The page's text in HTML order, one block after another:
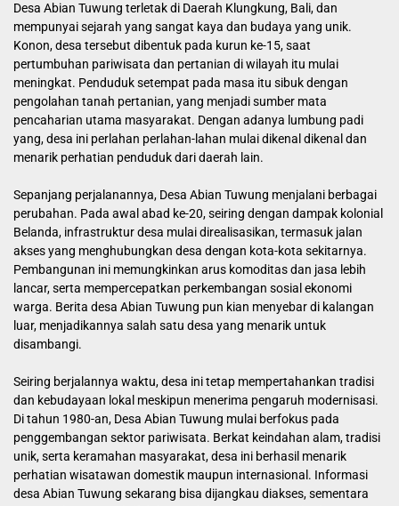
Desa Abian Tuwung terletak di Daerah Klungkung, Bali, dan
mempunyai sejarah yang sangat kaya dan budaya yang unik.
Konon, desa tersebut dibentuk pada kurun ke-15, saat
pertumbuhan pariwisata dan pertanian di wilayah itu mulai
meningkat. Penduduk setempat pada masa itu sibuk dengan
pengolahan tanah pertanian, yang menjadi sumber mata
pencaharian utama masyarakat. Dengan adanya lumbung padi
yang, desa ini perlahan perlahan-lahan mulai dikenal dikenal dan
menarik perhatian penduduk dari daerah lain.
Sepanjang perjalanannya, Desa Abian Tuwung menjalani berbagai
perubahan. Pada awal abad ke-20, seiring dengan dampak kolonial
Belanda, infrastruktur desa mulai direalisasikan, termasuk jalan
akses yang menghubungkan desa dengan kota-kota sekitarnya.
Pembangunan ini memungkinkan arus komoditas dan jasa lebih
lancar, serta mempercepatkan perkembangan sosial ekonomi
warga. Berita desa Abian Tuwung pun kian menyebar di kalangan
luar, menjadikannya salah satu desa yang menarik untuk
disambangi.
Seiring berjalannya waktu, desa ini tetap mempertahankan tradisi
dan kebudayaan lokal meskipun menerima pengaruh modernisasi.
Di tahun 1980-an, Desa Abian Tuwung mulai berfokus pada
penggembangan sektor pariwisata. Berkat keindahan alam, tradisi
unik, serta keramahan masyarakat, desa ini berhasil menarik
perhatian wisatawan domestik maupun internasional. Informasi
desa Abian Tuwung sekarang bisa dijangkau diakses, sementara